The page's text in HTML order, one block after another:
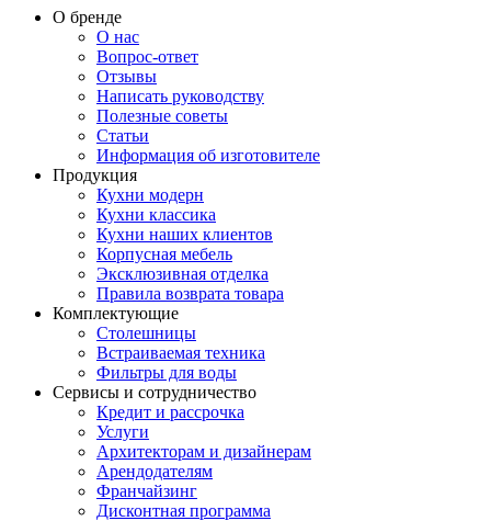
О бренде
О нас
Вопрос-ответ
Отзывы
Написать руководству
Полезные советы
Статьи
Информация об изготовителе
Продукция
Кухни модерн
Кухни классика
Кухни наших клиентов
Корпусная мебель
Эксклюзивная отделка
Правила возврата товара
Комплектующие
Столешницы
Встраиваемая техника
Фильтры для воды
Сервисы и сотрудничество
Кредит и рассрочка
Услуги
Архитекторам и дизайнерам
Арендодателям
Франчайзинг
Дисконтная программа